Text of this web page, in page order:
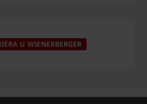
U WIENERBERGER